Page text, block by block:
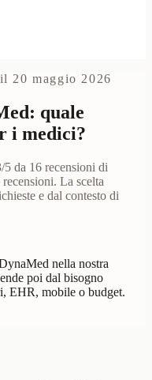
20 maggio 2026
quale
i medici?
da 16 recensioni di
La scelta
e dal contesto di
nella nostra
poi dal bisogno
EHR, mobile o budget.